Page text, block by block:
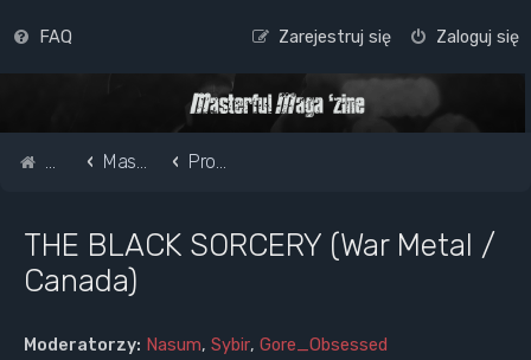
FAQ Zaloguj się
Zarejestruj się
Strona główna
Masterful Magazine Message Board Promote your band /webpage
THE BLACK SORCERY (War Metal /
Canada)
Moderatorzy: Nasum, Sybir, Gore_Obsessed